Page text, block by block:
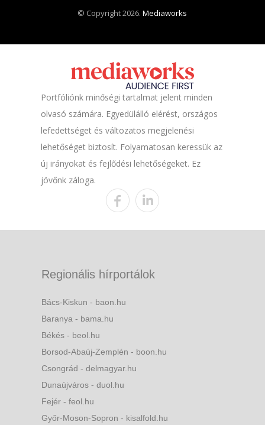
© Copyright 2026.Mediaworks
Portfóliónk minőségi tartalmat jelent minden
olvasó számára. Egyedülálló elérést, országos
lefedettséget és változatos megjelenési
lehetőséget biztosít. Folyamatosan keressük az
új irányokat és fejlődési lehetőségeket. Ez
jövőnk záloga.
Regionális hírportálok
Bács-Kiskun - baon.hu
Baranya - bama.hu
Békés - beol.hu
Borsod-Abaúj-Zemplén - boon.hu
Csongrád - delmagyar.hu
Dunaújváros - duol.hu
Fejér - feol.hu
Győr-Moson-Sopron - kisalfold.hu